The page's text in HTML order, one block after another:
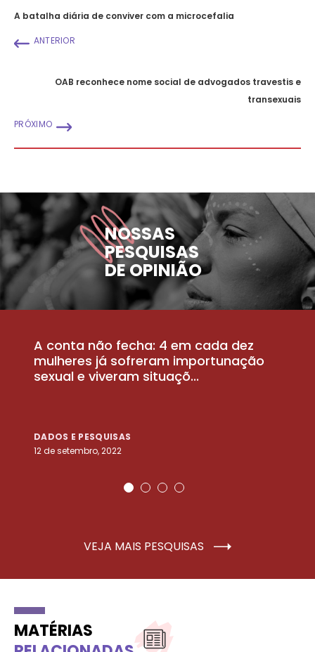
A batalha diária de conviver com a microcefalia
ANTERIOR
OAB reconhece nome social de advogados travestis e
transexuais
PRÓXIMO
NOSSAS
PESQUISAS
DE OPINIÃO
A conta não fecha: 4 em cada dez
mulheres já sofreram importunação
sexual e viveram situaçõ...
DADOS E PESQUISAS
12 de setembro, 2022
VEJA MAIS PESQUISAS
MATÉRIAS